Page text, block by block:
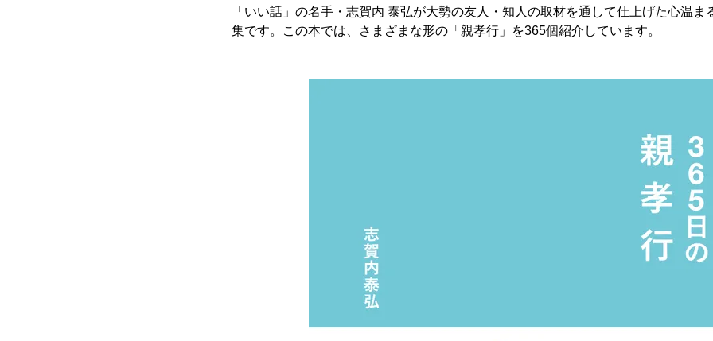
「いい話」の名手・志賀内 泰弘が大勢の友人・知人の取材を通して仕上げた心温ま
集です。この本では、さまざまな形の「親孝行」を365個紹介しています。